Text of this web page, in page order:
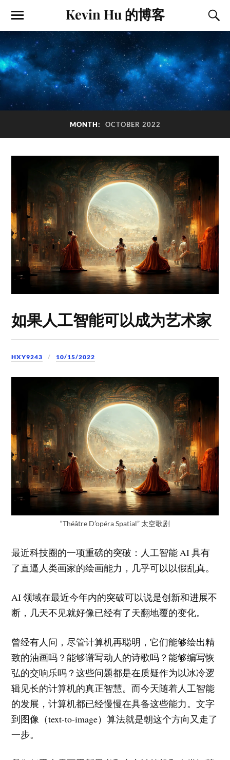
Kevin Hu 的博客
MONTH: OCTOBER 2022
如果人工智能可以成为艺术家
HXY9243 10/15/2022
“Théâtre D’opéra Spatial” 太空歌剧
最近科技圈的一项重磅的突破：人工智能 AI 具有
了直逼人类画家的绘画能力，几乎可以以假乱真。
AI 领域在最近今年内的突破可以说是创新和进展不
断，几天不见就好像已经有了天翻地覆的变化。
曾经有人问，尽管计算机再聪明，它们能够绘出精
致的油画吗？能够谱写动人的诗歌吗？能够编写恢
弘的交响乐吗？这些问题都是在质疑作为以冰冷逻
辑见长的计算机的真正智慧。而今天随着人工智能
的发展，计算机都已经慢慢在具备这些能力。文字
到图像（text-to-image）算法就是朝这个方向又走了
一步。